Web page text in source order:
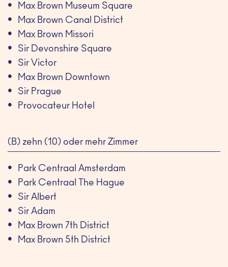
Max Brown Museum Square
Max Brown Canal District
Max Brown Missori
Sir Devonshire Square
Sir Victor
Max Brown Downtown
Sir Prague
Provocateur Hotel
(B) zehn (10) oder mehr Zimmer
Park Centraal Amsterdam
Park Centraal The Hague
Sir Albert
Sir Adam
Max Brown 7th District
Max Brown 5th District